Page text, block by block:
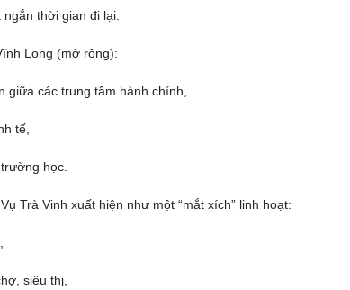
thời gian đi lại.
Long (mở rộng):
giữa các trung tâm hành chính,
tế,
học.
Trà Vinh xuất hiện như một “mắt xích” linh hoạt:
siêu thị,